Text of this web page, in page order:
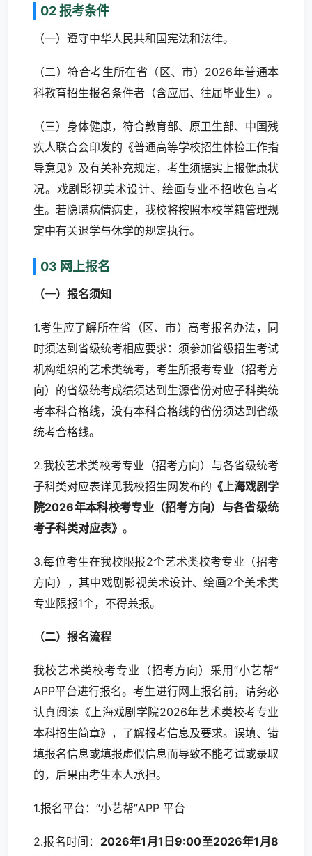
02 报考条件
（一）遵守中华人民共和国宪法和法律。
（二）符合考生所在省（区、市）2026年普通本
科教育招生报名条件者（含应届、往届毕业生）。
（三）身体健康，符合教育部、原卫生部、中国残
疾人联合会印发的《普通高等学校招生体检工作指
导意见》及有关补充规定，考生须据实上报健康状
况。戏剧影视美术设计、绘画专业不招收色盲考
生。若隐瞒病情病史，我校将按照本校学籍管理规
定中有关退学与休学的规定执行。
03 网上报名
（一）报名须知
1.考生应了解所在省（区、市）高考报名办法，同
时须达到省级统考相应要求：须参加省级招生考试
机构组织的艺术类统考，考生所报考专业（招考方
向）的省级统考成绩须达到生源省份对应子科类统
考本科合格线，没有本科合格线的省份须达到省级
统考合格线。
2.我校艺术类校考专业（招考方向）与各省级统考
子科类对应表详见我校招生网发布的 《上海戏剧学
院2026年本科校考专业（招考方向）与各省级统
考子科类对应表》 。
3.每位考生在我校限报2个艺术类校考专业（招考
方向），其中戏剧影视美术设计、绘画2个美术类
专业限报1个，不得兼报。
（二）报名流程
我校艺术类校考专业（招考方向）采用“小艺帮”
APP平台进行报名。考生进行网上报名前，请务必
认真阅读《上海戏剧学院2026年艺术类校考专业
本科招生简章》，了解报考信息及要求。误填、错
填报名信息或填报虚假信息而导致不能考试或录取
的，后果由考生本人承担。
1.报名平台：“小艺帮”APP 平台
2.报名时间： 2026年1月1日9:00至2026年1月8